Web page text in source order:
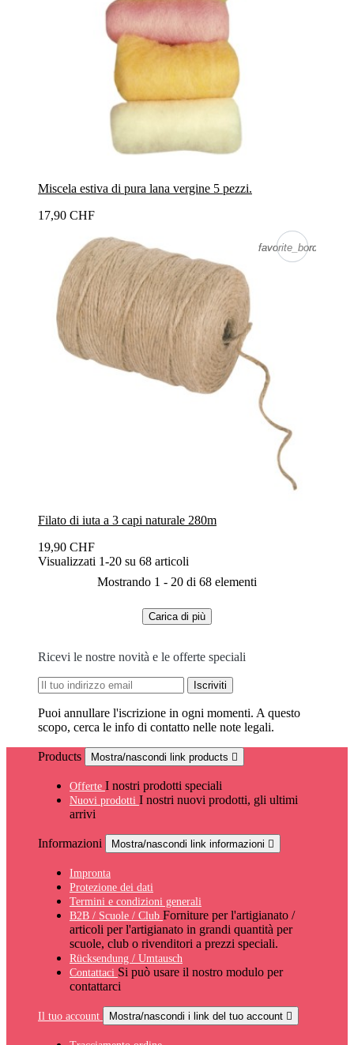
Miscela estiva di pura lana vergine 5 pezzi.
17,90 CHF
favorite_border
favorite_border
Filato di iuta a 3 capi naturale 280m
19,90 CHF
Visualizzati 1-20 su 68 articoli
Mostrando 1 - 20 di 68 elementi
Carica di più
Ricevi le nostre novità e le offerte speciali
Puoi annullare l'iscrizione in ogni momenti. A questo
scopo, cerca le info di contatto nelle note legali.
Products Mostra/nascondi link products 
Offerte I nostri prodotti speciali
Nuovi prodotti I nostri nuovi prodotti, gli ultimi
arrivi
Informazioni Mostra/nascondi link informazioni 
Impronta
Protezione dei dati
Termini e condizioni generali
B2B / Scuole / Club Forniture per l'artigianato /
articoli per l'artigianato in grandi quantità per
scuole, club o rivenditori a prezzi speciali.
Rücksendung / Umtausch
Contattaci Si può usare il nostro modulo per
contattarci
Il tuo account Mostra/nascondi i link del tuo account 